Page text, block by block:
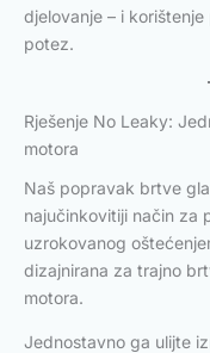
djelovanje – i
potez.
Rješenje No Leaky:
motora
Naš popravak brtve
najučinkovitiji način za
uzrokovanog
dizajnirana za trajno
motora.
Jednostavno ga ulijte